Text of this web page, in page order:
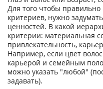
Для того чтобы
критериев, нужно
ценностей. В какой
критерии: материальная
привлекательность,
Например, если цвет
карьерой и семейным
можно указать "любой"
задавать).